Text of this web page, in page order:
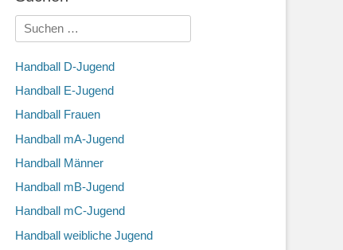
Suchen
nach:
Handball D-Jugend
Handball E-Jugend
Handball Frauen
Handball mA-Jugend
Handball Männer
Handball mB-Jugend
Handball mC-Jugend
Handball weibliche Jugend